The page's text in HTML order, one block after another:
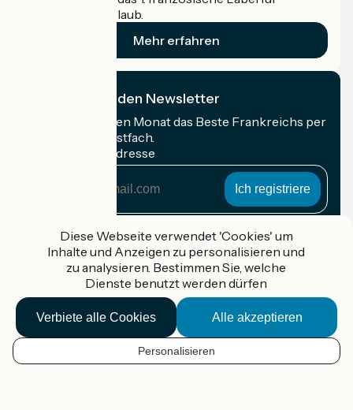
DE
Radfahrer im Urlaub.
Mehr erfahren
Ich abonniere den Newsletter
Erhalten Sie jeden Monat das Beste Frankreichs per
Rad in Ihrem Postfach.
Meine E-Mail-Adresse
Adresse
Gefördert im Rahmen von Destination France
Accueil Vélo Pro
Kontakt
Rechtliche Informationen
Diese Webseite verwendet 'Cookies' um
Inhalte und Anzeigen zu personalisieren und
zu analysieren. Bestimmen Sie, welche
Dienste benutzt werden dürfen
Alle akzeptieren
Verbiete alle Cookies
Personalisieren